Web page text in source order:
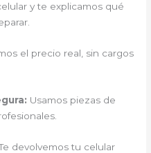
y te explicamos qué
el precio real, sin cargos
Usamos piezas de
devolvemos tu celular